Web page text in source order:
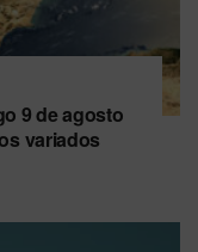
9 de agosto
variados